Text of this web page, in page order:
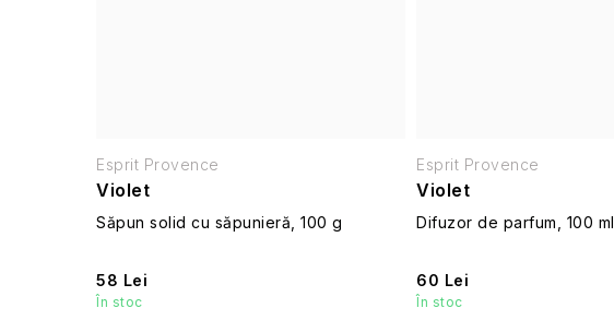
Violet
Săpun solid cu săpunieră, 100 g
58 Lei
În stoc
Esprit Provence
Violet
Difuzor de parfum, 100 ml
60 Lei
În stoc
Esprit Provence